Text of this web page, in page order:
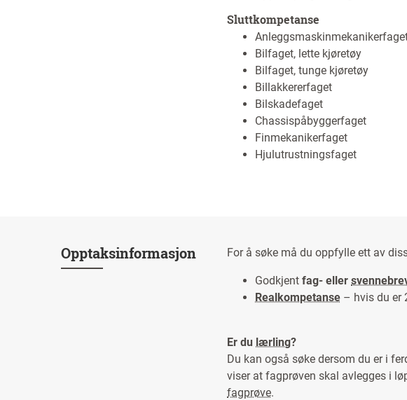
Sluttkompetanse
Bilfaget, lette kjøretøy
Bilfaget, tunge kjøretøy
Billakkererfaget
Bilskadefaget
Chassispåbyggerfaget
Finmekanikerfaget
Hjulutrustningsfaget
Opptaksinformasjon For å søke må du oppfylle ett av
Godkjent fag- eller
Realkompetanse – hvis du er
Er du lærling?
Du kan også søke dersom du er i
viser at fagprøven skal avlegges i
fagprøve.